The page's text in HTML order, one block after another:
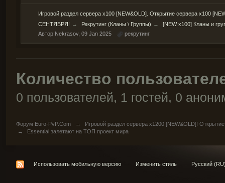
Игровой раздел сервера х100 [NEW&OLD]. Открытие сервера х100
СЕНТЯБРЯ! → Рекрутинг (Кланы \ Группы) →
[NEW x100] Кланы и
Автор Nekrasov, 09 Jan 2025 рекрутинг
Количество
0 пользователей, 1 гостей, 0
Форум Euro-PvP.Com →
Игровой раздел сервера х1200 [NEW&OLD]!
→
Еssential залетают на ТОП проект мира
Использовать мобильную версию Изменить стиль Русский